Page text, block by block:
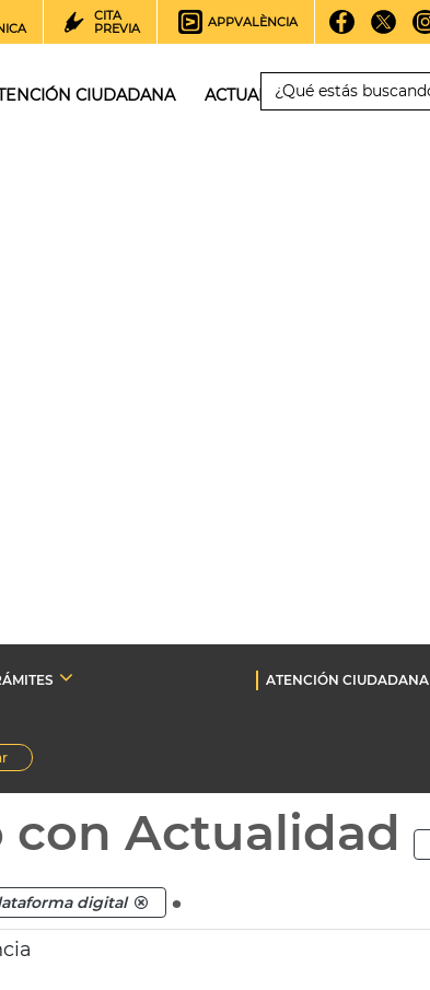
CITA
PREVIA
APPVALÈNCIA
CIUDADANA ACTUALIDAD
ATENCIÓN CIUDADANA
con Actualidad
digital .